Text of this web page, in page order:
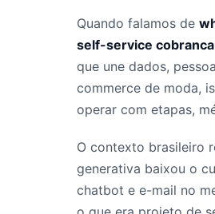
Quando falamos de
self-service cobranca
que une dados,
commerce de moda,
operar com etapas,
O contexto brasileiro
generativa baixou o
chatbot e e-mail no